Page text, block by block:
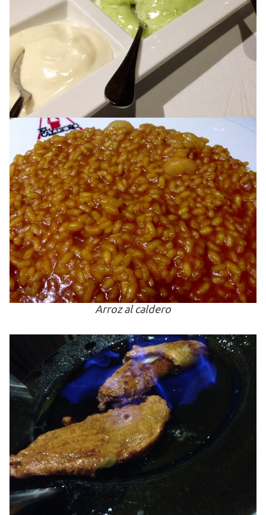
Arroz al caldero